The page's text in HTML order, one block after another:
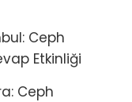
Ceph
Etkinliği
Ceph